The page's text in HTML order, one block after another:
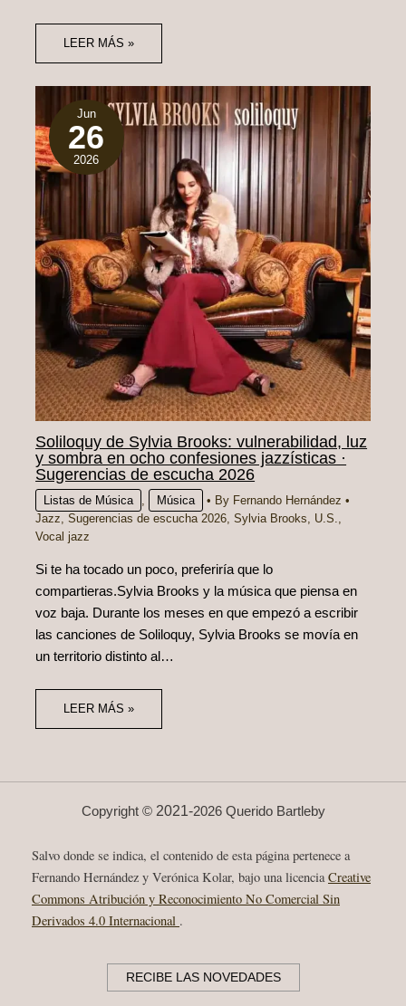
LEER MÁS »
Jun
26
2026
Soliloquy de Sylvia Brooks: vulnerabilidad, luz
y sombra en ocho confesiones jazzísticas ·
Sugerencias de escucha 2026
Listas de Música Música • By Fernando Hernández•
Jazz ,Sugerencias de escucha 2026 ,Sylvia Brooks U.S.
Vocal jazz
Si te ha tocado un poco, preferiría que lo
compartieras.Sylvia Brooks y la música que piensa en
voz baja. Durante los meses en que empezó a escribir
las canciones de Soliloquy, Sylvia Brooks se movía en
un territorio distinto al…
LEER MÁS »
Copyright © 2021-2026 Querido Bartleby
Salvo donde se indica, el contenido de esta página pertenece a
Fernando Hernández y Verónica Kolar, bajo una licenciaCreative
Commons Atribución y Reconocimiento No Comercial Sin
Derivados 4.0 Internacional .
RECIBE LAS NOVEDADES